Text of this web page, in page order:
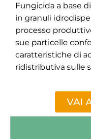
Fungicida a base
in granuli
processo
sue particelle
caratteristiche di
ridistributiva sulle
VAI